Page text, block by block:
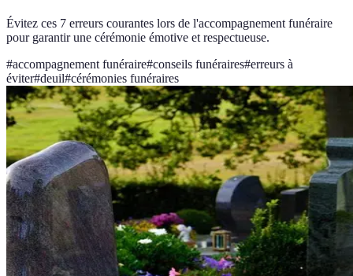
Évitez ces 7 erreurs courantes lors de l'accompagnement funéraire
pour garantir une cérémonie émotive et respectueuse.
#accompagnement funéraire#conseils funéraires#erreurs à
éviter#deuil#cérémonies funéraires